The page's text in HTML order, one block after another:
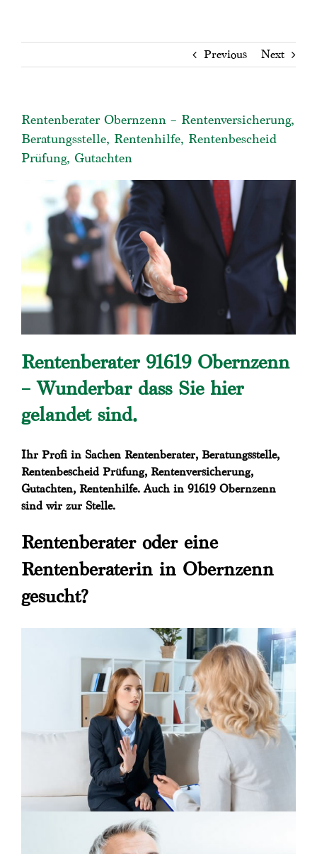
Previous Next
Rentenberater Obernzenn – Rentenversicherung,
Beratungsstelle, Rentenhilfe, Rentenbescheid
Prüfung, Gutachten
Rentenberater 91619 Obernzenn
– Wunderbar dass Sie hier
gelandet sind.
Ihr Profi in Sachen Rentenberater, Beratungsstelle,
Rentenbescheid Prüfung, Rentenversicherung,
Gutachten, Rentenhilfe. Auch in 91619 Obernzenn
sind wir zur Stelle.
Rentenberater oder eine
Rentenberaterin in Obernzenn
gesucht?